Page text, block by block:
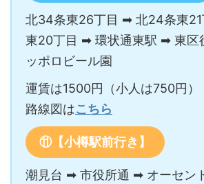
北34条東26丁目 ➡ 北24条東
東20丁目 ➡ 環状通東駅 ➡ 東区
ッポロビール園
運賃は1500円（小人は750円
路線図はこちら
⑪【小樽駅前行き】
潮見台 ➡ 市役所通 ➡ オーセン